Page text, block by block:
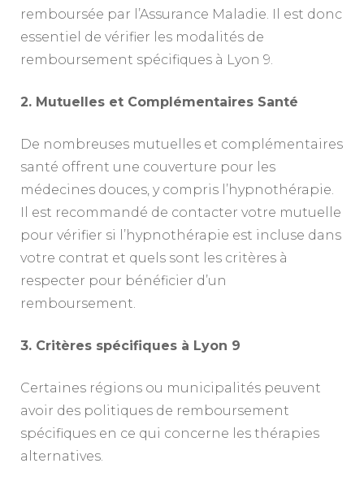
remboursée par l’Assurance Maladie. Il est donc
essentiel de vérifier les modalités de
remboursement spécifiques à Lyon 9.
2. Mutuelles et Complémentaires Santé
De nombreuses mutuelles et complémentaires
santé offrent une couverture pour les
médecines douces, y compris l’hypnothérapie.
Il est recommandé de contacter votre mutuelle
pour vérifier si l’hypnothérapie est incluse dans
votre contrat et quels sont les critères à
respecter pour bénéficier d’un
remboursement.
3. Critères spécifiques à Lyon 9
Certaines régions ou municipalités peuvent
avoir des politiques de remboursement
spécifiques en ce qui concerne les thérapies
alternatives.